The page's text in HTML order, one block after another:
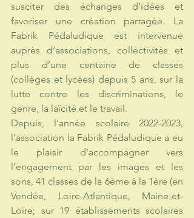
susciter des échanges d’idées et
favoriser une création partagée. La
Fabrik Pédaludique est intervenue
auprès d’associations, collectivités et
plus d’une centaine de classes
(collèges et lycées) depuis 5 ans, sur la
lutte contre les discriminations, le
genre, la laïcité et le travail.
Depuis, l’année scolaire 2022-2023,
l’association la Fabrik Pédaludique a eu
le plaisir d’accompagner vers
l’engagement par les images et les
sons, 41 classes de la 6ème à la 1ère (en
Vendée, Loire-Atlantique, Maine-et-
Loire; sur 19 établissements scolaires